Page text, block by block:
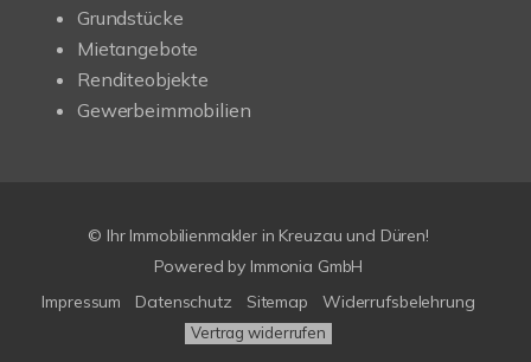
Grundstücke
Mietangebote
Renditeobjekte
Gewerbeimmobilien
© Ihr Immobilienmakler in Kreuzau und Düren!
Powered by Immonia GmbH
Impressum
Datenschutz Sitemap Widerrufsbelehrung
Vertrag widerrufen